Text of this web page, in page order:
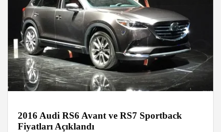
2016 Audi RS6 Avant ve RS7 Sportback
Fiyatları Açıklandı